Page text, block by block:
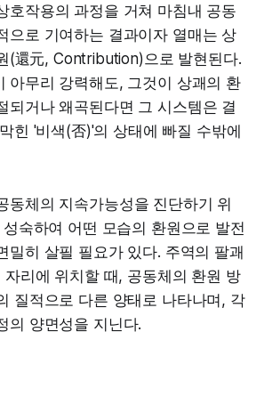
호작용의 과정을 거쳐 마침내 공동
으로 기여하는 결과이자 열매는 상
(還元, Contribution)으로 발현된다.
아무리 강력해도, 그것이 상괘의 환
되거나 왜곡된다면 그 시스템은 결
힌 '비색(否)'의 상태에 빠질 수밖에
동체의 지속가능성을 진단하기 위
숙하여 어떤 모습의 환원으로 발전
밀히 살필 필요가 있다. 주역의 팔괘
자리에 위치할 때, 공동체의 환원 방
질적으로 다른 양태로 나타나며, 각
의 양면성을 지닌다.